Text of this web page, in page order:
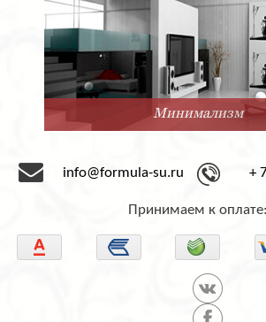
Минимализм
info@formula-su.ru +
Принимаем к оплате: